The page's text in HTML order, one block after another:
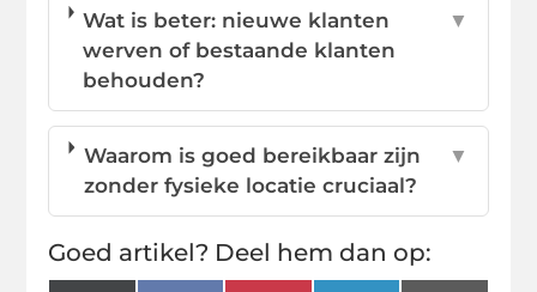
Wat is beter: nieuwe klanten
werven of bestaande klanten
behouden?
▼
Waarom is goed bereikbaar zijn
zonder fysieke locatie cruciaal?
▼
Goed artikel? Deel hem dan op: